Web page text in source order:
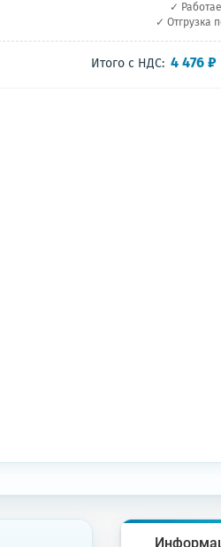
✓
✓ Отгрузка
Итого с НДС: 4 476 ₽